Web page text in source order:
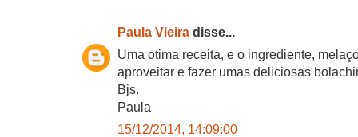
Paula Vieira disse...
Uma otima receita, e o ingrediente,
aproveitar e fazer umas deliciosas
Bjs.
Paula
15/12/2014, 14:09:00